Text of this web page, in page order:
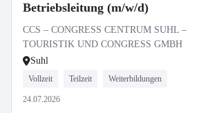
Betriebsleitung (m/w/d)
CCS – CONGRESS CENTRUM SUHL –
TOURISTIK UND CONGRESS GMBH
Suhl
Vollzeit Teilzeit Weiterbildungen
24.07.2026